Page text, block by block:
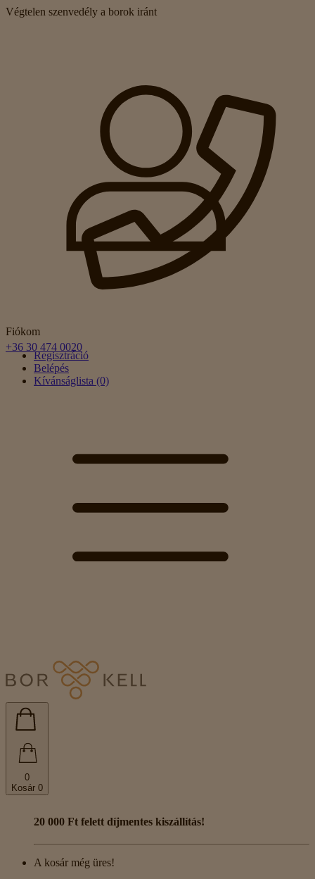
Végtelen szenvedély a borok iránt
Fiókom
Regisztráció
Belépés
Kívánságlista (0)
+36 30 474 0020
0
Kosár 0
20 000 Ft felett díjmentes kiszállítás!
A kosár még üres!